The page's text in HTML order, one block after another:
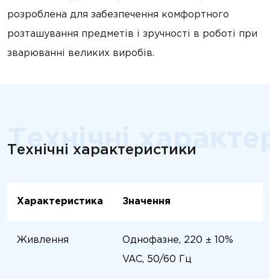
розроблена для забезпечення комфортного
розташування предметів і зручності в роботі при
зварюванні великих виробів.
Технічні
Технічні характеристики
Характеристика Значення
Живлення Однофазне, 220 ± 10%
VAC, 50/60 Гц